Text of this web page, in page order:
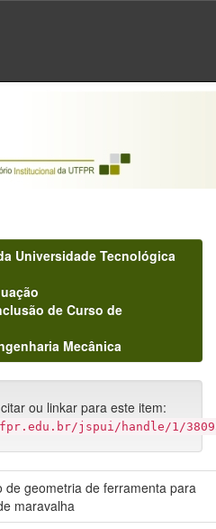
Universidade Tecnológica
de Curso de
Mecânica
ou linkar para este item:
jspui/handle/1/
de geometria de ferramenta para
maravalha